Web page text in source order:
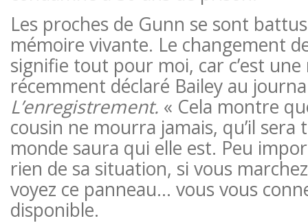
Les proches de Gunn se sont
mémoire vivante. Le changement
signifie tout pour moi, car c’est une
récemment déclaré Bailey au
L’enregistrement. « Cela montre
cousin ne mourra jamais, qu’il
monde saura qui elle est. Peu
rien de sa situation, si vous
voyez ce panneau… vous vous
disponible.